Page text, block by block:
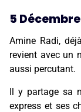
5
Amine Radi,
revient avec un
aussi percutant.
Il y partage sa
express et ses